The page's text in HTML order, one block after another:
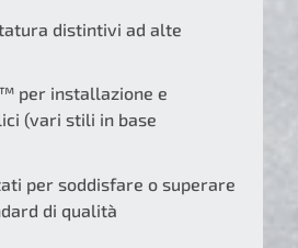
distintivi ad alte
per installazione e
(vari stili in base
per soddisfare o superare
di qualità